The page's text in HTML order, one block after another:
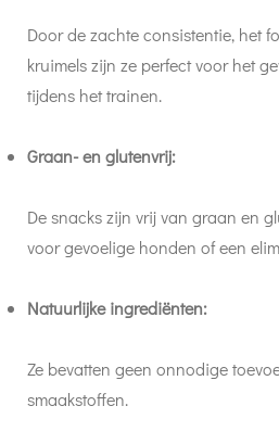
Door de zachte consistentie, het
kruimels zijn ze perfect voor het
tijdens het trainen.
Graan- en glutenvrij:
De snacks zijn vrij van graan en
voor gevoelige honden of een
Natuurlijke ingrediënten:
Ze bevatten geen onnodige
smaakstoffen.